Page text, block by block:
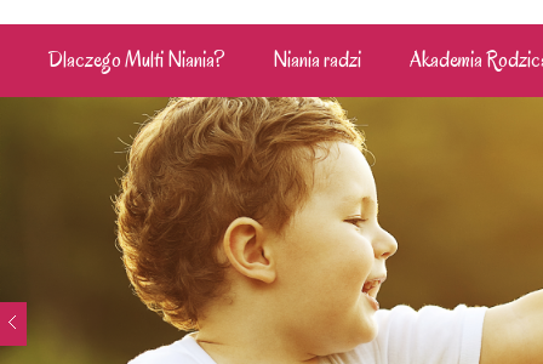
Dlaczego Multi Niania? Niania radzi Akademia